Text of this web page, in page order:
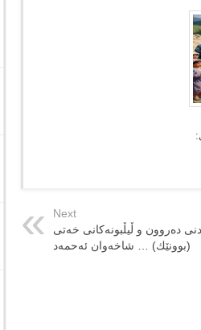
Next
ده‌روون و ڵیڵبونه‌كانی خه‌تی
(بوونێك) … شاخه‌وان ئه‌حمه‌د